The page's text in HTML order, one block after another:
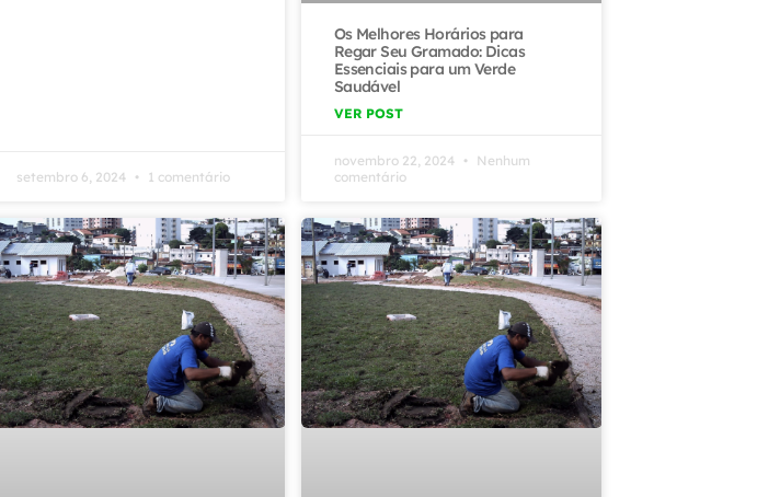
setembro 6, 2024 1 comentário
Os Melhores Horários para
Regar Seu Gramado: Dicas
Essenciais para um Verde
Saudável
VER POST
novembro 22, 2024
Nenhum
comentário